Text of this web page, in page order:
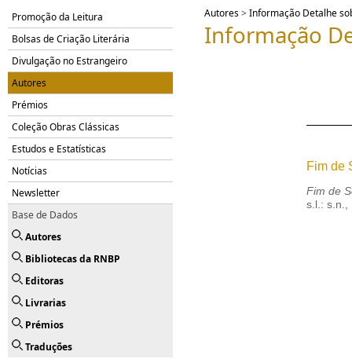
Promoção da Leitura
Bolsas de Criação Literária
Divulgação no Estrangeiro
Autores
Prémios
Coleção Obras Clássicas
Estudos e Estatísticas
Notícias
Newsletter
Base de Dados
Autores
Bibliotecas da RNBP
Editoras
Livrarias
Prémios
Traduções
Autores>Informação Detalhe
Informação
Fim de
Fim de
s.l.: s.n.,